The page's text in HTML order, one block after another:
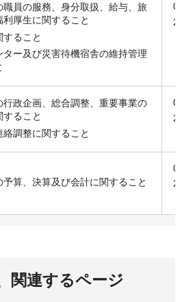
職員の服務、身分取扱、給与、旅
利厚生に関すること
ること
ター及び災害待機宿舎の維持管理
行政企画、総合調整、重要事業の
ること
絡調整に関すること
算、決算及び会計に関すること
関連するページ